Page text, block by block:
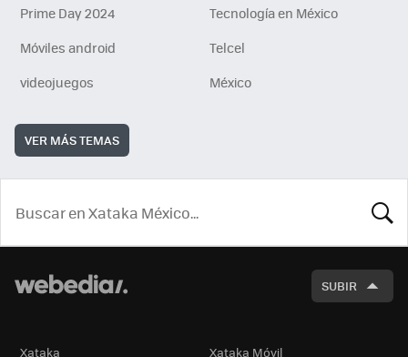
Prime Day 2024
Tecnología en México
Móviles android
Telcel
videojuegos
México
VER MÁS TEMAS
SUBIR
Xataka Xataka Móvil